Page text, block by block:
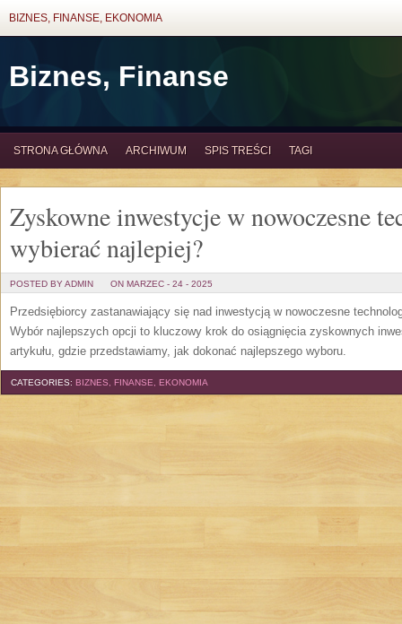
BIZNES, FINANSE, EKONOMIA
Biznes, Finanse
STRONA GŁÓWNA ARCHIWUM SPIS TREŚCI TAGI
Zyskowne inwestycje w nowoczesne
wybierać najlepiej?
POSTED BY ADMIN ON MARZEC - 24 - 2025
Przedsiębiorcy zastanawiający się nad inwestycją w nowoczesne
Wybór najlepszych opcji to kluczowy krok do osiągnięcia zyskownych
artykułu, gdzie przedstawiamy, jak dokonać najlepszego wyboru.
CATEGORIES: BIZNES, FINANSE, EKONOMIA